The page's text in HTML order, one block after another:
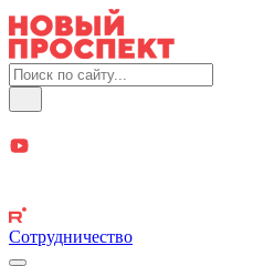
Сотрудничество